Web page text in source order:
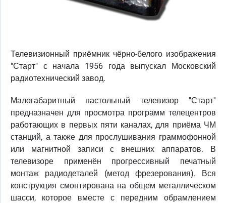
Телевизионный приёмник чёрно-белого изображения
"Старт" с начала 1956 года выпускал Московский
радиотехнический завод.
Малогабаритный настольный телевизор ''Старт''
предназначен для просмотра программ телецентров
работающих в первых пяти каналах, для приёма ЧМ
станций, а также для прослушивания граммофонной
или магнитной записи с внешних аппаратов. В
телевизоре применён прогрессивный печатный
монтаж радиодеталей (метод фрезерования). Вся
конструкция смонтирована на общем металлическом
шасси, которое вместе с передним обрамлением